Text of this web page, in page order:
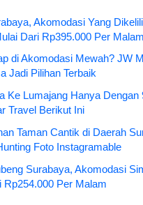
Akomodasi Yang
Dari Rp395.000 Per Malam
di Akomodasi Mewah? JW
Jadi Pilihan Terbaik
Ke Lumajang Hanya Dengan
Travel Berikut Ini
Taman Cantik di Daerah
Foto Instagramable
Surabaya, Akomodasi
Rp254.000 Per Malam